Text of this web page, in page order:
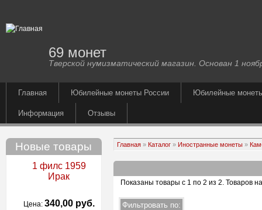
69 монет
Тверской нумизматический магазин. Основан 1
Главная Юбилейные монеты России Юбилейные
Информация Отзывы
Новые товары
1 филс 1959
Ирак
Цена: 340,00 руб.
Главная» Каталог» Иностранные монеты»
Показаны товары с 1 по 2 из 2. Товаров